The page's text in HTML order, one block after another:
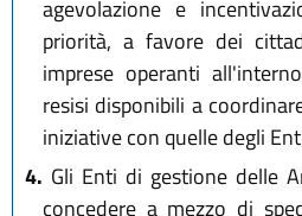
agevolazione e
priorità, a favore dei
imprese operanti
resisi disponibili a
iniziative con quelle degli
4. Gli Enti di gestione delle
concedere a mezzo di